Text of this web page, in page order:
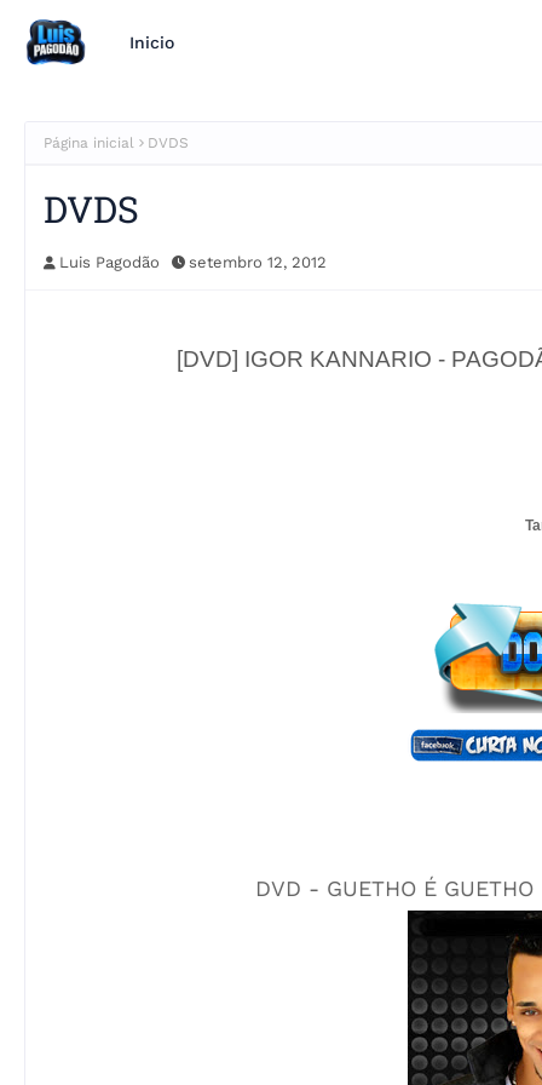
Inicio
Página inicial DVDS
DVDS
Luis Pagodão setembro 12, 2012
[DVD] IGOR KANNARIO - PAGODÃO
DVD - GUETHO É